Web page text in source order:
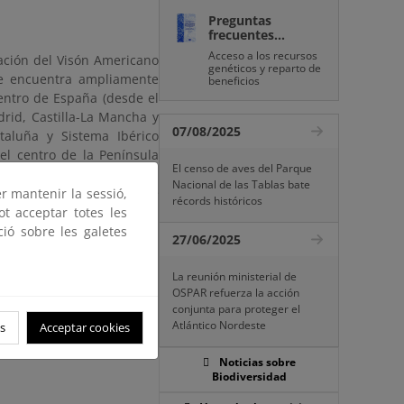
del Visón Americano
encuentra ampliamente
de España (desde el
Castilla-La Mancha y
y Sistema Ibérico
centro de la Península
del archipiélago de
Preguntas
frecuentes...
Acceso a los recursos
genéticos y reparto de
beneficios
07/08/2025
El censo de aves del Parque
Nacional de las Tablas bate
récords históricos
27/06/2025
La reunión ministerial de
OSPAR refuerza la acción
conjunta para proteger el
Atlántico Nordeste
Noticias sobre
Biodiversidad
mantenir la sessió,
acceptar totes les
sobre les galetes
Acceptar cookies